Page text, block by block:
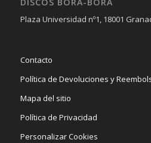
DISCOS BORA-BORA
Plaza Universidad nº1, 18001
Contacto
Política de Devoluciones y
Mapa del sitio
Política de Privacidad
Personalizar Cookies